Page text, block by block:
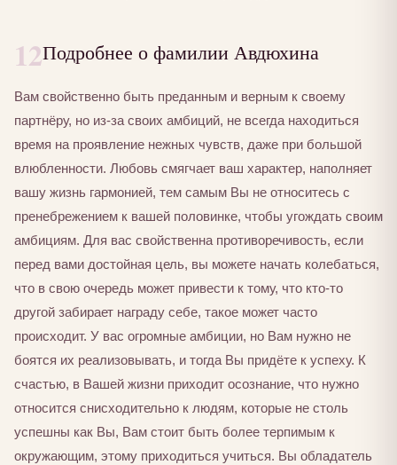
12Подробнее о фамилии Авдюхина
Вам свойственно быть преданным и верным к своему
партнёру, но из-за своих амбиций, не всегда находиться
время на проявление нежных чувств, даже при большой
влюбленности. Любовь смягчает ваш характер, наполняет
вашу жизнь гармонией, тем самым Вы не относитесь с
пренебрежением к вашей половинке, чтобы угождать своим
амбициям. Для вас свойственна противоречивость, если
перед вами достойная цель, вы можете начать колебаться,
что в свою очередь может привести к тому, что кто-то
другой забирает награду себе, такое может часто
происходит. У вас огромные амбиции, но Вам нужно не
боятся их реализовывать, и тогда Вы придёте к успеху. К
счастью, в Вашей жизни приходит осознание, что нужно
относится снисходительно к людям, которые не столь
успешны как Вы, Вам стоит быть более терпимым к
окружающим, этому приходиться учиться. Вы обладатель